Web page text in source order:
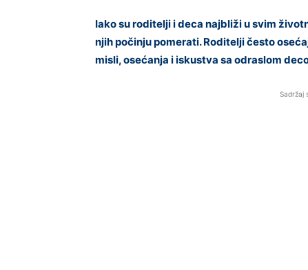
Iako su roditelji i deca najbliži u svim
njih počinju pomerati. Roditelji često
misli, osećanja i iskustva sa odraslom
Sadržaj